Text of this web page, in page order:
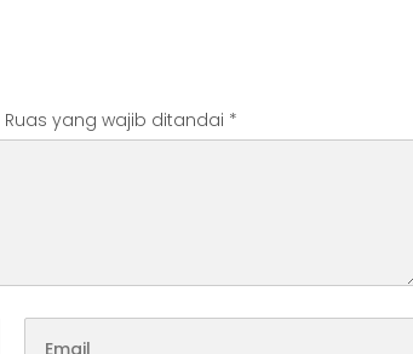
Ruas yang wajib ditandai *